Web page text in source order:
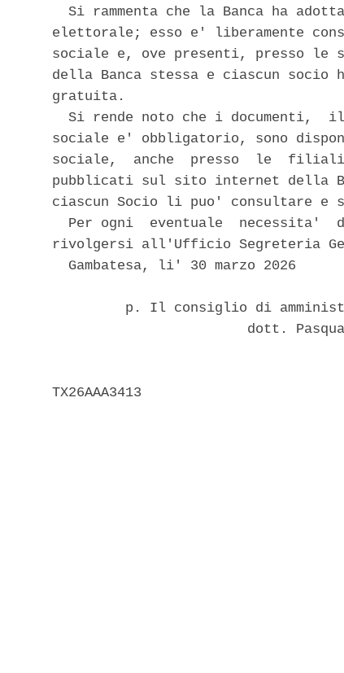
Si rammenta che la Banca ha
elettorale; esso e' liberamente
sociale e, ove presenti, presso le
della Banca stessa e ciascun
gratuita.
Si rende noto che i documenti,
sociale e' obbligatorio, sono
sociale,  anche  presso  le
pubblicati sul sito internet della
ciascun Socio li puo' consultare e
Per ogni  eventuale  necessita'
rivolgersi all'Ufficio Segreteria
  Gambatesa, li' 30 marzo 2026
p. Il consiglio di
dott.